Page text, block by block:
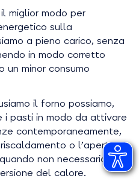
miglior modo per
sulla
a pieno carico, senza
in modo corretto
minor consumo
il forno possiamo,
i pasti in modo da attivare
contemporaneamente,
o l’apertura
non necessario.
del calore.